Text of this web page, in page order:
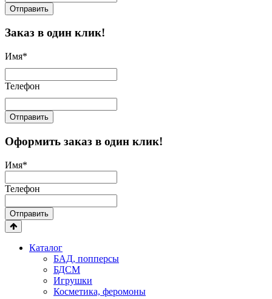
Отправить
Заказ в один клик!
Имя*
Телефон
Отправить
Оформить заказ в один клик!
Имя*
Телефон
Отправить
Каталог
БАД, попперсы
БДСМ
Игрушки
Косметика, феромоны